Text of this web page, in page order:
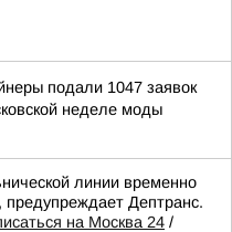
подали 1047 заявок
неделе моды
линии временно
Дептранс.
на Москва 24 /